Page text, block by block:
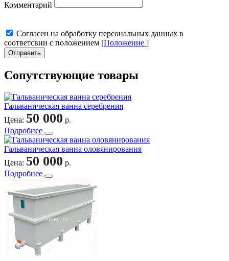
Комментарий
Cогласен на обработку персональных данных в
соответсвии с положением [Положение ]
Отправить
Сопутствующие товары
Гальваническая ванна серебрения
Цена: 50 000 р.
Подробнее
Гальваническая ванна оловянирования
Цена: 50 000 р.
Подробнее